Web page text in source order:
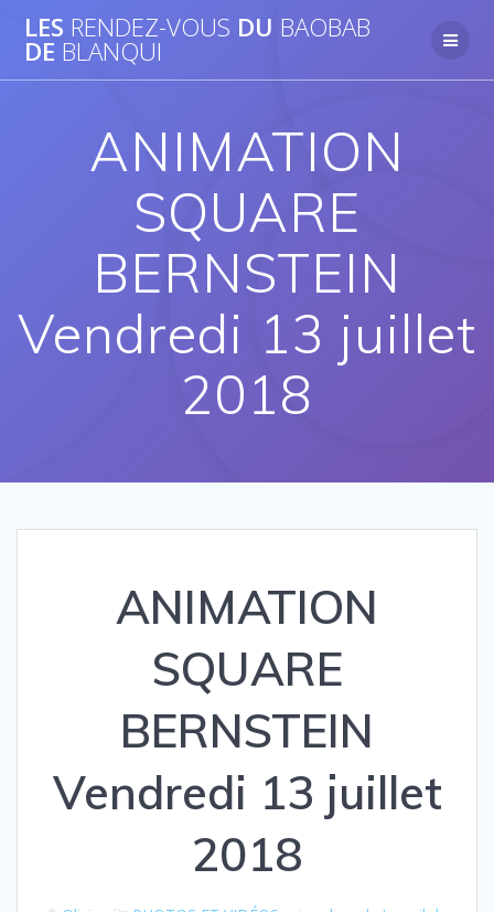
au
LES RENDEZ-VOUS DU BAOBAB
DE BLANQUI
ANIMATION
SQUARE
BERNSTEIN
Vendredi 13 juillet
2018
ANIMATION
SQUARE
BERNSTEIN
Vendredi 13 juillet
2018